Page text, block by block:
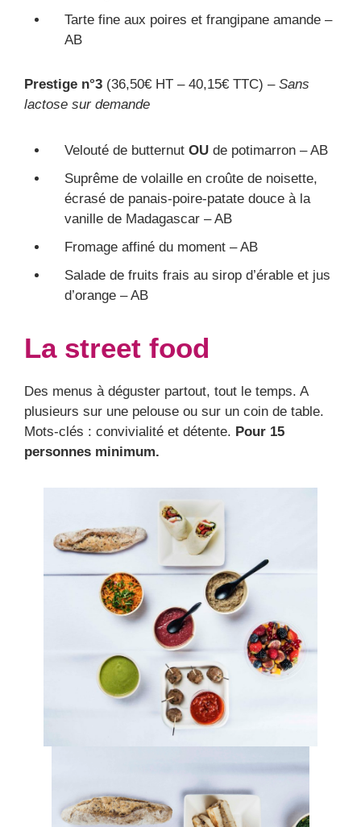
Tarte fine aux poires et frangipane amande –
AB
Prestige n°3 (36,50€ HT – 40,15€ TTC) – Sans
lactose sur demande
Velouté de butternut OU de potimarron – AB
Suprême de volaille en croûte de noisette,
écrasé de panais-poire-patate douce à la
vanille de Madagascar – AB
Fromage affiné du moment – AB
Salade de fruits frais au sirop d’érable et jus
d’orange – AB
La street food
Des menus à déguster partout, tout le temps. A
plusieurs sur une pelouse ou sur un coin de table.
Mots-clés : convivialité et détente. Pour 15
personnes minimum.